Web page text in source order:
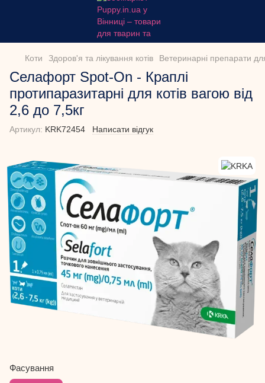
Коти Здоров'я та лікування котів Ветеринарні препарати
Селафорт Spot-On - Краплі
протипаразитарні для котів вагою від
2,6 до 7,5кг
Артикул: KRK72454 Написати відгук
Фасування